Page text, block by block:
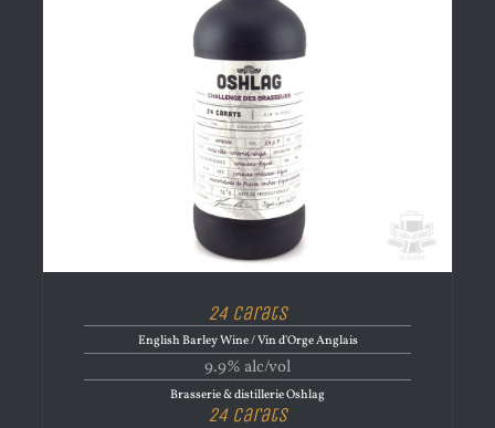
24 Carats
English Barley Wine / Vin d'Orge Anglais
9.9% alc/vol
Brasserie & distillerie Oshlag
24 Carats